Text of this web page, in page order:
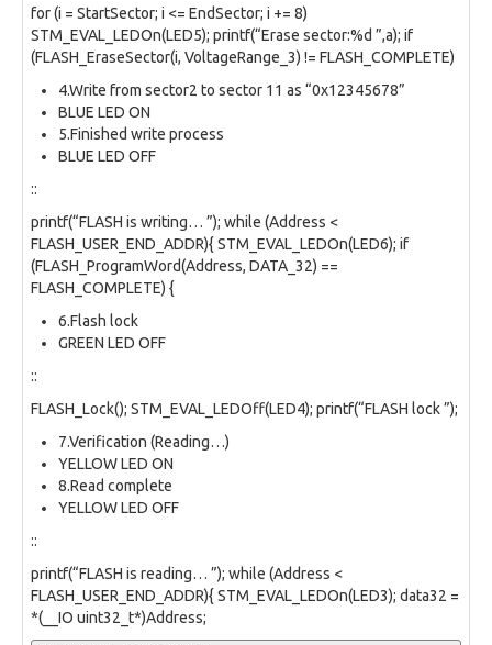
for (i = StartSector; i <= EndSector; i += 8)
STM_EVAL_LEDOn(LED5); printf(“Erase sector:%d ”,a); if
(FLASH_EraseSector(i, VoltageRange_3) != FLASH_COMPLETE)
4.Write from sector2 to sector 11 as “0x12345678”
BLUE LED ON
5.Finished write process
BLUE LED OFF
::
printf(“FLASH is writing… ”); while (Address <
FLASH_USER_END_ADDR){ STM_EVAL_LEDOn(LED6); if
(FLASH_ProgramWord(Address, DATA_32) ==
FLASH_COMPLETE) {
6.Flash lock
GREEN LED OFF
::
FLASH_Lock(); STM_EVAL_LEDOff(LED4); printf(“FLASH lock ”);
7.Verification (Reading…)
YELLOW LED ON
8.Read complete
YELLOW LED OFF
::
printf(“FLASH is reading… ”); while (Address <
FLASH_USER_END_ADDR){ STM_EVAL_LEDOn(LED3); data32 =
*(__IO uint32_t*)Address;